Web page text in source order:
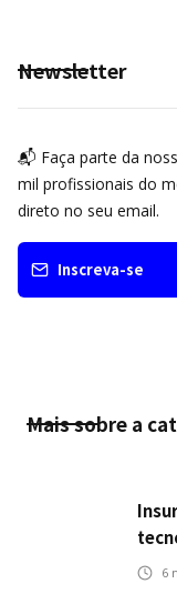
Newsletter
📬 Faça parte da
mil profissionais do
direto no seu email.
Inscreva-se
Mais sobre a
6